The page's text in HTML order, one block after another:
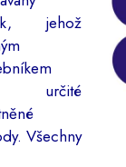
jehož
určité
Všechny